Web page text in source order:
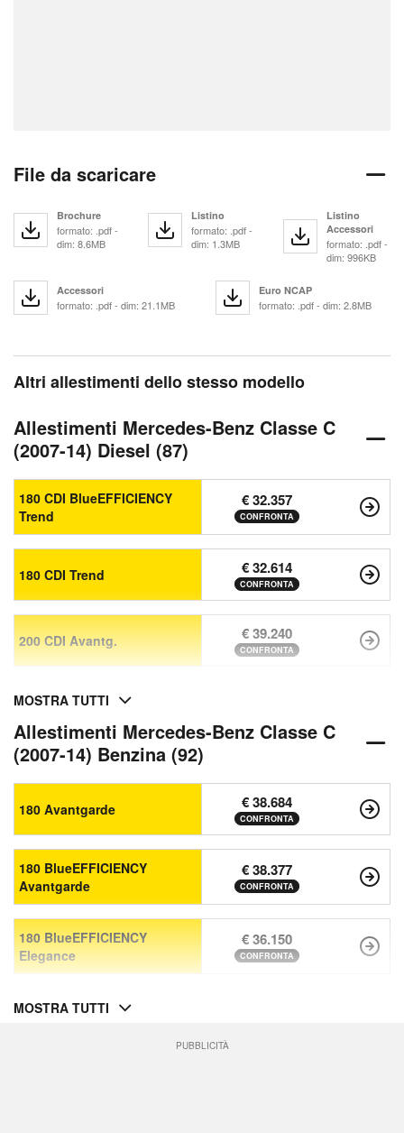
File da scaricare
Brochure
formato: .pdf -
dim: 8.6MB
Listino
formato: .pdf -
dim: 1.3MB
Listino
Accessori
formato: .pdf -
dim: 996KB
Accessori
formato: .pdf - dim: 21.1MB
Euro NCAP
formato: .pdf - dim: 2.8MB
Altri allestimenti dello stesso modello
Allestimenti Mercedes-Benz Classe C
(2007-14) Diesel (87)
180 CDI BlueEFFICIENCY
Trend
€ 32.357
CONFRONTA
180 CDI Trend € 32.614
CONFRONTA
200 CDI Avantg. € 39.240
CONFRONTA
MOSTRA TUTTI
Allestimenti Mercedes-Benz Classe C
(2007-14) Benzina (92)
180 Avantgarde € 38.684
CONFRONTA
180 BlueEFFICIENCY
Avantgarde
€ 38.377
CONFRONTA
180 BlueEFFICIENCY
Elegance
€ 36.150
CONFRONTA
MOSTRA TUTTI
PUBBLICITÀ